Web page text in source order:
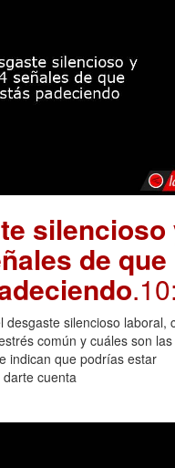
silencioso
de que
desgaste silencioso laboral,
común y cuáles son
indican que podrías estar
cuenta